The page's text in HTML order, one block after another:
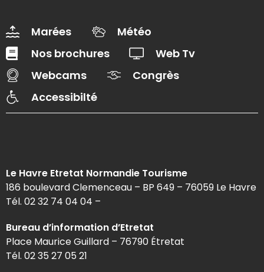
Marées
Météo
Nos brochures
Web Tv
Webcams
Congrès
Accessibilté
Le Havre Etretat Normandie Tourisme
186 boulevard Clemenceau – BP 649 – 76059 Le Havre
Tél. 02 32 74 04 04 –
Bureau d’information d’Etretat
Place Maurice Guillard – 76790 Étretat
Tél. 02 35 27 05 21